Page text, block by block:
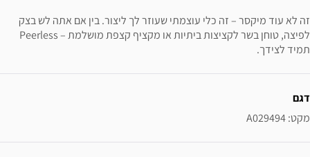
זה לא עוד מיקסר – זה כלי עוצמתי שעוזר לך ליצור. בין אם אתה לש בצק
לפיצה, טוחן בשר לקציצות ביתיות או מקציף קצפת מושלמת – Peerless
תמיד לצידך.
דגם
מקט: A029494